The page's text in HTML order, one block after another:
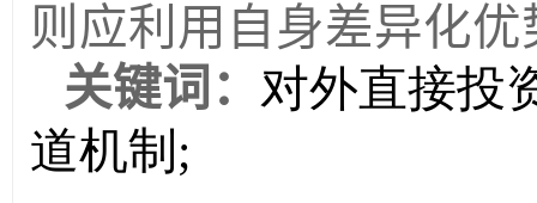
则应利用自身差异化
关键词： 对外直接投
道机制;